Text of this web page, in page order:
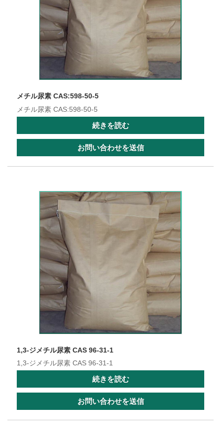
メチル尿素 CAS:598-50-5
メチル尿素 CAS:598-50-5
続きを読む
お問い合わせを送信
1,3-ジメチル尿素 CAS 96-31-1
1,3-ジメチル尿素 CAS 96-31-1
続きを読む
お問い合わせを送信